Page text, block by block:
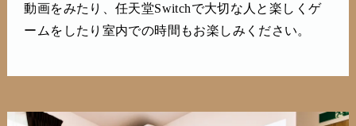
動画をみたり、任天堂Switchで大切な人と楽しくゲ
ームをしたり室内での時間もお楽しみください。